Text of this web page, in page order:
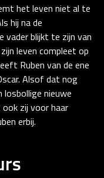
het leven niet al te
hij na de
vader blijkt te zijn van
leven compleet op
Ruben van de ene
Alsof dat nog
losbollige nieuwe
zij voor haar
erbij.